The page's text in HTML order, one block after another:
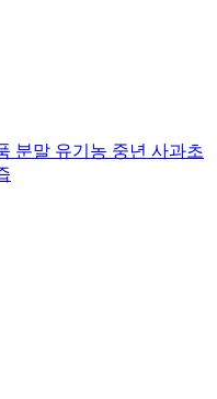
분말 유기농 중년 사과초